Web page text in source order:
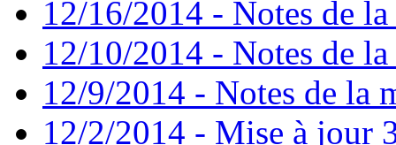
12/16/2014 - Notes de
12/10/2014 - Notes de
12/9/2014 - Notes de la
12/2/2014 - Mise à jour